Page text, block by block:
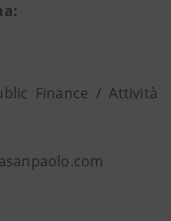
Finance / Attività